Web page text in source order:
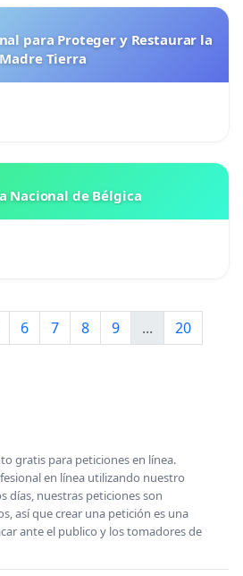
para Proteger y Restaurar la
Madre Tierra
Nacional de Bélgica
6 7 8 9 ...
20
gratis para peticiones en línea.
en línea utilizando nuestro
días, nuestras peticiones son
así que crear una petición es una
ante el publico y los tomadores de